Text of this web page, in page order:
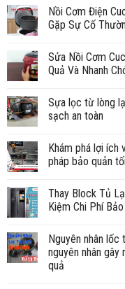
Nồi Cơm Điện
Gặp Sự Cố
Sửa Nồi Cơm
Quả Và Nhanh
Sựa lọc từ lòng
sạch an toàn
Khám phá lợi
pháp bảo quản
Thay Block Tủ
Kiệm Chi Phí
Nguyên nhân lốc
nguyên nhân
quả